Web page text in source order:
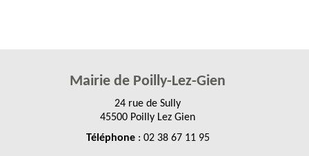
Mairie de Poilly-Lez-Gien
24 rue de Sully
45500 Poilly Lez Gien
Téléphone: 02 38 67 11 95